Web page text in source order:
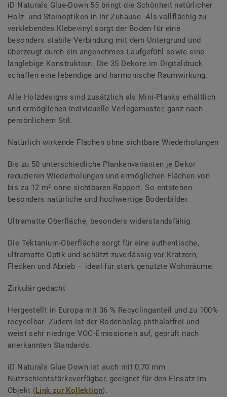
iD Naturals Glue-Down 55 bringt die Schönheit natürlicher
Holz- und Steinoptiken in Ihr Zuhause. Als vollflächig zu
verklebendes Klebevinyl sorgt der Boden für eine
besonders stabile Verbindung mit dem Untergrund und
überzeugt durch ein angenehmes Laufgefühl sowie eine
langlebige Konstruktion. Die 35 Dekore im Digitaldruck
schaffen eine lebendige und harmonische Raumwirkung.
Alle Holzdesigns sind zusätzlich als Mini-Planks erhältlich
und ermöglichen individuelle Verlegemuster, ganz nach
persönlichem Stil.
Natürlich wirkende Flächen ohne sichtbare Wiederholungen
Bis zu 50 unterschiedliche Plankenvarianten je Dekor
reduzieren Wiederholungen und ermöglichen Flächen von
bis zu 12 m² ohne sichtbaren Rapport. So entstehen
besonders natürliche und hochwertige Bodenbilder.
Ultramatte Oberfläche, besonders widerstandsfähig
Die Tektanium-Oberfläche sorgt für eine authentische,
ultramatte Optik und schützt zuverlässig vor Kratzern,
Flecken und Abrieb – ideal für stark genutzte Wohnräume.
Zirkulär gedacht
Hergestellt in Europa mit 36 % Recyclinganteil und zu 100%
recycelbar. Zudem ist der Bodenbelag phthalatfrei und
weist sehr niedrige VOC-Emissionen auf, geprüft nach
anerkannten Standards.
iD Naturals Glue Down ist auch mit 0,70 mm
Nutzschichtstärkeverfügbar, geeignet für den Einsatz im
Objekt (Link zur Kollektion).